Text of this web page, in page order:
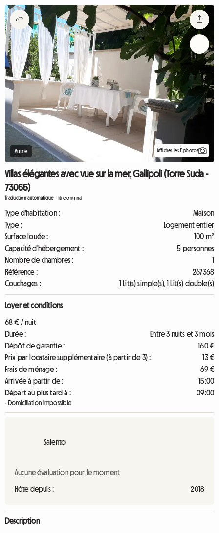
Autre Afficher les 11 photos
Villas élégantes avec vue sur la mer, Gallipoli (Torre Suda -
73055)
Traduction automatique-Titre original
Type d'habitation :
Maison
Type :
Logement entier
Surface louée :
100 m²
Capacité d'hébergement :
5 personnes
Nombre de chambres :
1
Référence :
267368
Couchages :
1 Lit(s) simple(s), 1 Lit(s) double(s)
Loyer et conditions
68 € / nuit
Durée :
Entre 3 nuits et 3 mois
Dépôt de garantie :
160 €
Prix par locataire supplémentaire (à partir de 3) :
13 €
Frais de ménage :
69 €
Arrivée à partir de :
15:00
Départ au plus tard à :
09:00
- Domiciliation impossible
Salento
Aucune évaluation pour le moment
Hôte depuis : 2018
Description